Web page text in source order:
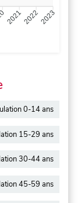
202120222023
0-14 ans
15-29 ans
30-44 ans
45-59 ans